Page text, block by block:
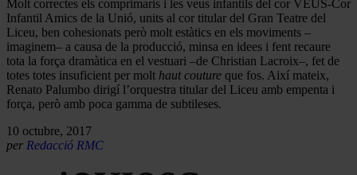
Molt correctes els comprimaris i les veus infantils del cor VEUS-Cor
Infantil Amics de la Unió, units al cor titular del Gran Teatre del
Liceu, ben cohesionats però molt estàtics en els moviments –
imaginem– a causa de la producció, minsa en idees i fent recaure
tota la força dramàtica en el vestuari –de Christian Lacroix–, fet de
totes totes insuficient per molt haut couture que fos. Així mateix,
Renato Palumbo dirigí l’orquestra titular del Liceu amb empenta i
força, però amb poca gamma de subtileses.
10 octubre, 2017
per Redacció RMC